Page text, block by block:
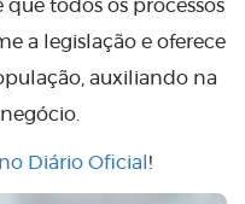
todos os processos
a legislação e oferece
auxiliando na
Diário Oficial !